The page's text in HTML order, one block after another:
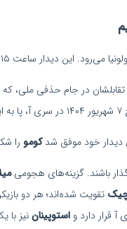
دیدار خود موفق شدکومو را
باشند. گزینه‌های هجومی
تقویت شده‌اند؛ هر دو
قرار دارد و استوپیناننیز با